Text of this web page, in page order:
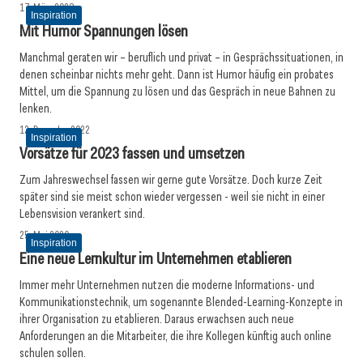
Inspiration
17. März 2023
Mit Humor Spannungen lösen
Manchmal geraten wir – beruflich und privat – in Gesprächssituationen, in
denen scheinbar nichts mehr geht. Dann ist Humor häufig ein probates
Mittel, um die Spannung zu lösen und das Gespräch in neue Bahnen zu
lenken.
Inspiration
12. Dezember 2022
Vorsätze für 2023 fassen und umsetzen
Zum Jahreswechsel fassen wir gerne gute Vorsätze. Doch kurze Zeit
später sind sie meist schon wieder vergessen - weil sie nicht in einer
Lebensvision verankert sind.
Inspiration
25. Mai 2020
Eine neue Lernkultur im Unternehmen etablieren
Immer mehr Unternehmen nutzen die moderne Informations- und
Kommunikationstechnik, um sogenannte Blended-Learning-Konzepte in
ihrer Organisation zu etablieren. Daraus erwachsen auch neue
Anforderungen an die Mitarbeiter, die ihre Kollegen künftig auch online
schulen sollen.